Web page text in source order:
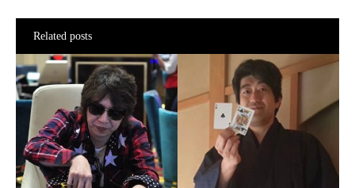
Related posts